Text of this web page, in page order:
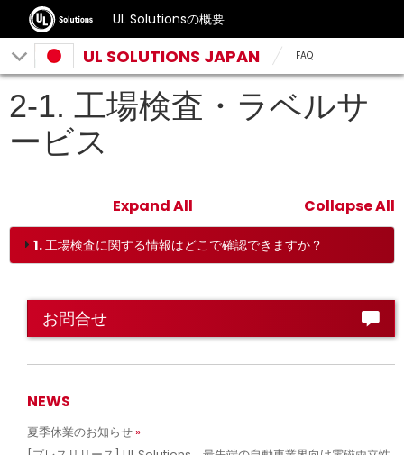
UL Solutionsの概要
UL SOLUTIONS JAPAN FAQ
2-1. 工場検査・ラベルサ
ービス
Expand All Collapse All
1. 工場検査に関する情報はどこで確認できますか？
お問合せ
NEWS
夏季休業のお知らせ